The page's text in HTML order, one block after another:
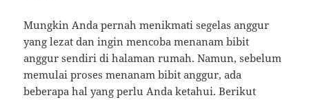
Mungkin Anda pernah menikmati segelas anggur
yang lezat dan ingin mencoba menanam bibit
anggur sendiri di halaman rumah. Namun, sebelum
memulai proses menanam bibit anggur, ada
beberapa hal yang perlu Anda ketahui. Berikut